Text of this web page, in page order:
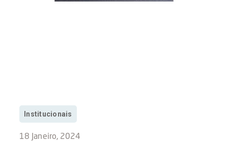
Institucionais
18 Janeiro, 2024